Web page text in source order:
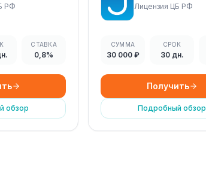
РФ
СТАВКА
0,8%
обзор
Лицензия ЦБ РФ
СУММА
30 000 ₽
СРОК
30 дн.
Получить
Подробный обзор